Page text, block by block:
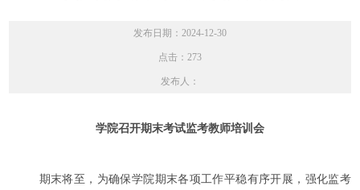
发布日期：2024-12-30
点击： 273
发布人：
学院召开期末考试监考教师培训会
期末将至，为确保学院期末各项工作平稳有序开展， 强化监考